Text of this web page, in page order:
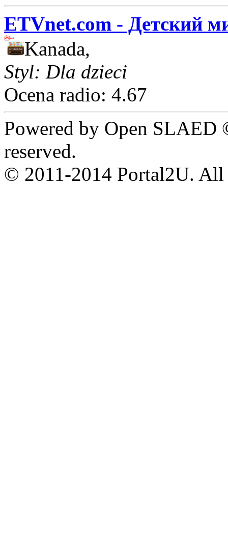
ETVnet.com - Детский
Kanada,
Styl: Dla dzieci
Ocena radio: 4.67
Powered by Open
reserved.
© 2011-2014 Portal2U. All